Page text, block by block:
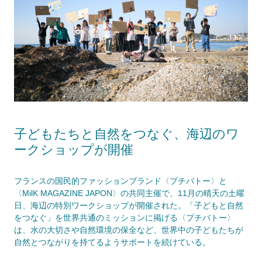
子どもたちと自然をつなぐ、海辺のワ
ークショップが開催
フランスの国民的ファッションブランド〈プチバトー〉と
〈MilK MAGAZINE JAPON〉の共同主催で、11月の晴天の土曜
日、海辺の特別ワークショップが開催された。「子どもと自然
をつなぐ」を世界共通のミッションに掲げる〈プチバトー〉
は、水の大切さや自然環境の保全など、世界中の子どもたちが
自然とつながりを持てるようサポートを続けている。